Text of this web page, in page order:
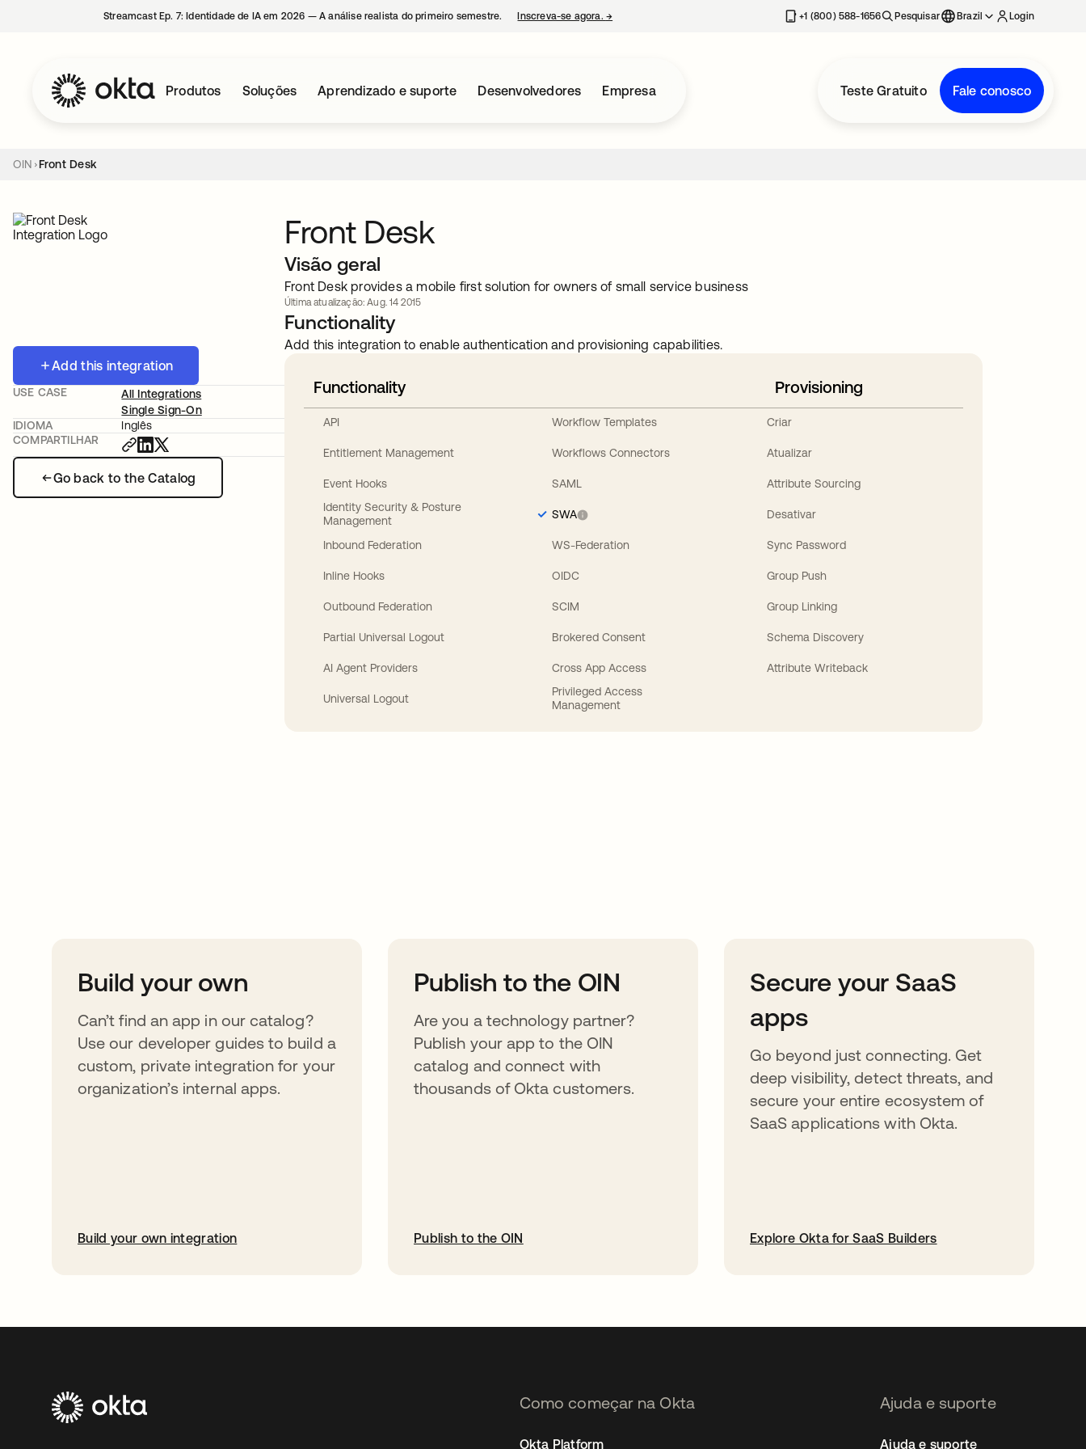
Streamcast Ep. 7: Identidade de IA em 2026 — A análise realista do primeiro semestre. Inscreva-se agora. → +1 (800) 588-1656 Pesquisar Brazil Login
Produtos Soluções Aprendizado e suporte Desenvolvedores Empresa Teste Gratuito Fale conosco
OIN Front Desk
Add this integration
Go back to the Catalog
USE CASE
All Integrations
Single Sign-On
IDIOMA
Inglês
COMPARTILHAR
Front Desk
Visão geral
Front Desk provides a mobile first solution for owners of small service business
Última atualização: Aug. 14 2015
Functionality
Add this integration to enable authentication and provisioning capabilities.
Functionality
API
Entitlement Management
Event Hooks
Identity Security & Posture
Management
Inbound Federation
Inline Hooks
Outbound Federation
Partial Universal Logout
AI Agent Providers
Universal Logout
Workflow Templates
Workflows Connectors
SAML
SWA
WS-Federation
OIDC
SCIM
Brokered Consent
Cross App Access
Privileged Access
Management
Provisioning
Criar
Atualizar
Attribute Sourcing
Desativar
Sync Password
Group Push
Group Linking
Schema Discovery
Attribute Writeback
Build your own
Can’t find an app in our catalog?
Use our developer guides to build a
custom, private integration for your
organization’s internal apps.
Build your own integration
Publish to the OIN
Are you a technology partner?
Publish your app to the OIN
catalog and connect with
thousands of Okta customers.
Publish to the OIN
Secure your SaaS
apps
Go beyond just connecting. Get
deep visibility, detect threats, and
secure your entire ecosystem of
SaaS applications with Okta.
Explore Okta for SaaS Builders
Como começar na Okta
Okta Platform
Ajuda e suporte
Ajuda e suporte